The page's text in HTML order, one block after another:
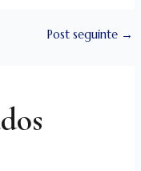
Post seguinte →